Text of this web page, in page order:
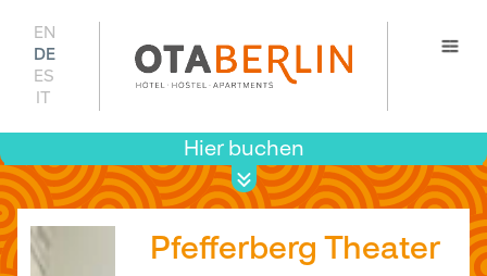
EN
DE
ES
IT
Hier buchen
Pfefferberg Theater